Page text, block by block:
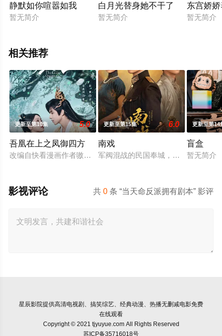
静默如你喧嚣如我
暂无简介
白月光替身她不干了
暂无简介
东宫娇
暂无简介
相关推荐
更新至第10集 5.0
吾凰在上之凤御四方
改编自快看漫画作者嗷小泽的独家连载漫画《吾凰在上》。
更新至第15集 6.0
南戏
军阀混战的民国奉城，玉佛头离奇失
更新至第14
盲盒
暂无简介
共0 条 “当天命反派拥有剧本” 影评
影视评论
星辰影院提供高清电视剧、搞笑综艺、经典动漫、热播无删减电影免费
在线观看
Copyright © 2021 tjyuyue.com All Rights Reserved
苏ICP备35716018号